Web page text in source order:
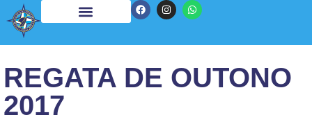
REGATA DE OUTONO
2017